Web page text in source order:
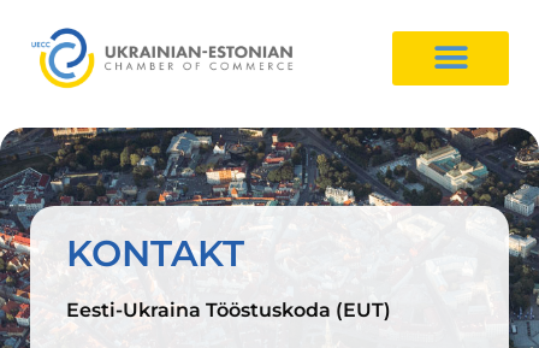
KONTAKT
Eesti-Ukraina Tööstuskoda (EUT)